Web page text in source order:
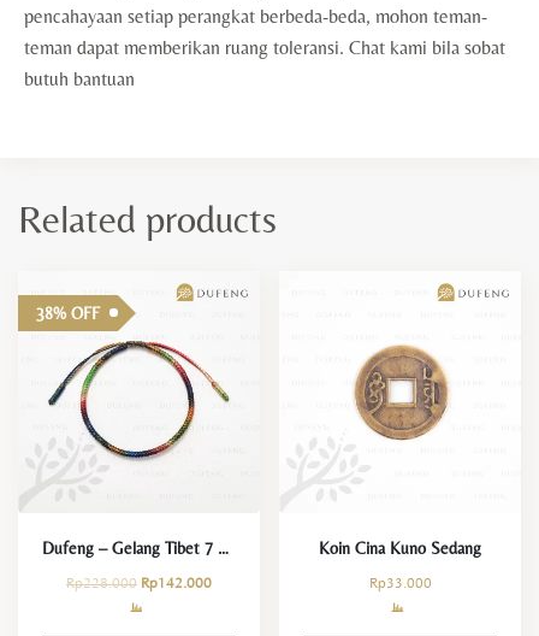
pencahayaan setiap perangkat berbeda-beda, mohon teman-
teman dapat memberikan ruang toleransi. Chat kami bila sobat
butuh bantuan
Related products
38% OFF
Dufeng – Gelang Tibet 7 Chakra
Rp228.000 Rp142.000
Koin Cina Kuno Sedang
Rp33.000